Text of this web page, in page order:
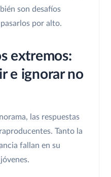
son desafíos
por alto.
extremos:
e ignorar no
las respuestas
Tanto la
fallan en su